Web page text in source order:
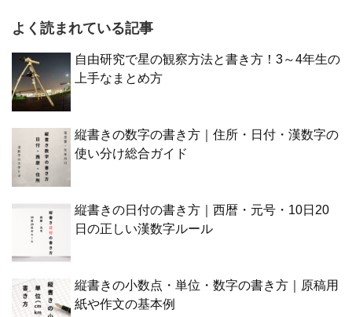
よく読まれている記事
自由研究で星の観察方法と書き方！3～4年生の
上手なまとめ方
縦書きの数字の書き方｜住所・日付・漢数字の
使い分け総合ガイド
縦書きの日付の書き方｜西暦・元号・10日20
日の正しい漢数字ルール
縦書きの小数点・単位・数字の書き方｜原稿用
紙や作文の基本例